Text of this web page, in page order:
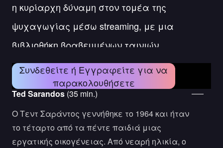
η κυρίαρχη δύναμη στον τομέα της
ψυχαγωγίας μέσω streaming, με μια
βιβλιοθήκη βραβευμένων ταινιών,
σειρών και ντοκιμαντέρ.
Ο Σαράντος υπήρξε επίσης ένθερμος
υποστηρικτής της ποικιλομορφίας και
της κοινωνικής ενσωμάτωσης στις
ομάδες περιεχομένου και
Συνδεθείτε ή Εγγραφείτε για να
παρακολουθήσετε
Ted Sarandos (35 min.)
Ο Τεντ Σαράντος γεννήθηκε το 1964 και ήταν
το τέταρτο από τα πέντε παιδιά μιας
εργατικής οικογένειας. Από νεαρή ηλικία, ο